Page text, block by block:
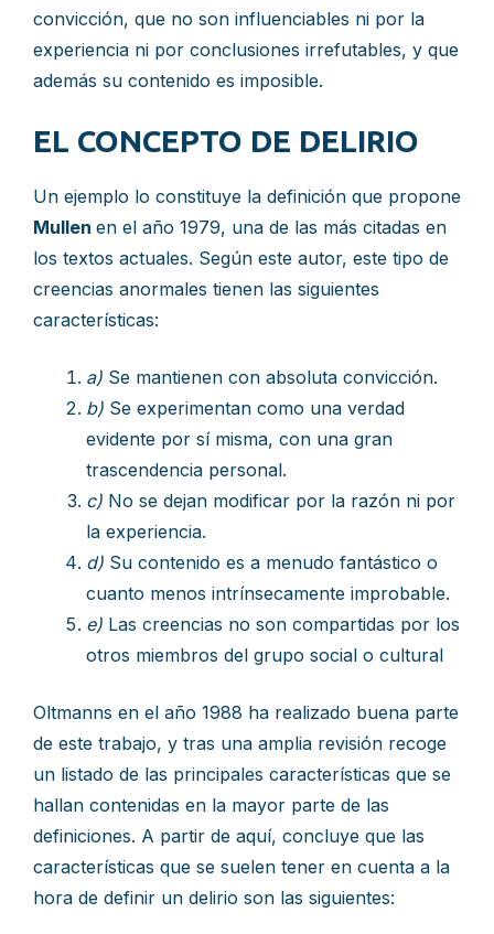
convicción, que no son influenciables ni por la
experiencia ni por conclusiones irrefutables, y que
además su contenido es imposible.
EL CONCEPTO DE DELIRIO
Un ejemplo lo constituye la definición que propone
Mullen en el año 1979, una de las más citadas en
los textos actuales. Según este autor, este tipo de
creencias anormales tienen las siguientes
características:
a) Se mantienen con absoluta convicción.
b) Se experimentan como una verdad
evidente por sí misma, con una gran
trascendencia personal.
c) No se dejan modificar por la razón ni por
la experiencia.
d) Su contenido es a menudo fantástico o
cuanto menos intrínsecamente improbable.
e) Las creencias no son compartidas por los
otros miembros del grupo social o cultural
Oltmanns en el año 1988 ha realizado buena parte
de este trabajo, y tras una amplia revisión recoge
un listado de las principales características que se
hallan contenidas en la mayor parte de las
definiciones. A partir de aquí, concluye que las
características que se suelen tener en cuenta a la
hora de definir un delirio son las siguientes: